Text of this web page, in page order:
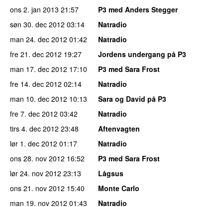
ons 2. jan 2013 21:57
P3 med Anders Stegger
søn 30. dec 2012 03:14
Natradio
man 24. dec 2012 01:42
Natradio
fre 21. dec 2012 19:27
Jordens undergang på P3
man 17. dec 2012 17:10
P3 med Sara Frost
fre 14. dec 2012 02:14
Natradio
man 10. dec 2012 10:13
Sara og David på P3
fre 7. dec 2012 03:42
Natradio
tirs 4. dec 2012 23:48
Aftenvagten
lør 1. dec 2012 01:17
Natradio
ons 28. nov 2012 16:52
P3 med Sara Frost
lør 24. nov 2012 23:13
Lågsus
ons 21. nov 2012 15:40
Monte Carlo
man 19. nov 2012 01:43
Natradio